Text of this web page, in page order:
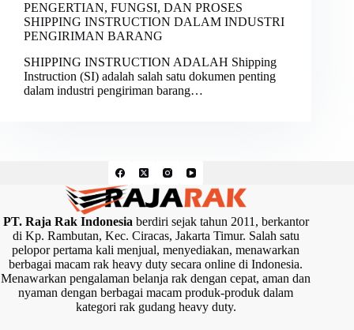
PENGERTIAN, FUNGSI, DAN PROSES
SHIPPING INSTRUCTION DALAM INDUSTRI
PENGIRIMAN BARANG
SHIPPING INSTRUCTION ADALAH Shipping
Instruction (SI) adalah salah satu dokumen penting
dalam industri pengiriman barang…
PT. Raja Rak Indonesiaberdiri sejak tahun 2011, berkantor
di Kp. Rambutan, Kec. Ciracas, Jakarta Timur. Salah satu
pelopor pertama kali menjual, menyediakan, menawarkan
berbagai macam rak heavy duty secara online di Indonesia.
Menawarkan pengalaman belanja rak dengan cepat, aman dan
nyaman dengan berbagai macam produk-produk dalam
kategori rak gudang heavy duty.